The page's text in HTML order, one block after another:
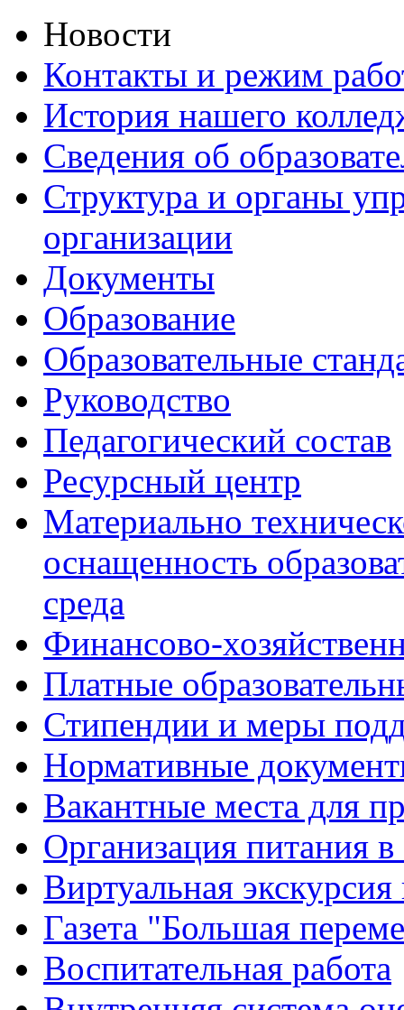
Новости
Контакты и режим
История нашего
Сведения об
Структура и органы
организации
Документы
Образование
Образовательные
Руководство
Педагогический состав
Ресурсный центр
Материально
оснащенность
среда
Финансово-
Платные
Стипендии и меры
Нормативные
Вакантные места для
Организация питания в
Виртуальная
Газета "Большая
Воспитательная работа